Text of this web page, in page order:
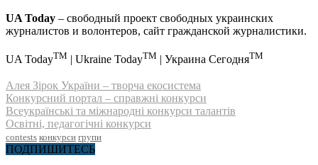
UA Today – свободный проект свободных украинских
журналистов и волонтеров, сайт гражданской журналистики.
UA TodayTM | Ukraine TodayTM | Украина СегодняTM
Алея Зірок України – творча екосистема
Конкурсний портал – справжні конкурси
Всеукраїнські та міжнародні конкурси талантів
Освітні, педагогічні конкурси
contests конкурси групи
ПОДПИШИТЕСЬ